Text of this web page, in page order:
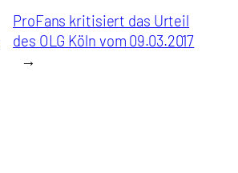
ProFans kritisiert das Urteil
des OLG Köln vom 09.03.2017
→